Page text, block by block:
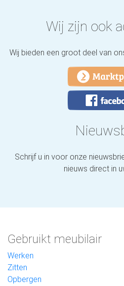
Wij zijn ook
Wij bieden een groot deel van
Schrijf u in voor onze
nieuws direct in
Gebruikt meubilair
Werken
Zitten
Opbergen